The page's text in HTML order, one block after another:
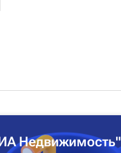
Недвижимость"